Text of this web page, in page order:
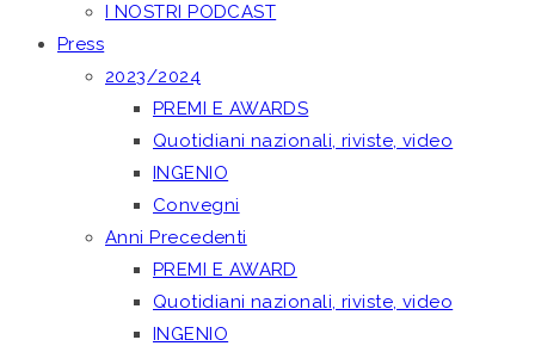
I NOSTRI PODCAST
Press
2023/2024
PREMI E AWARDS
Quotidiani nazionali, riviste, video
INGENIO
Convegni
Anni Precedenti
PREMI E AWARD
Quotidiani nazionali, riviste, video
INGENIO